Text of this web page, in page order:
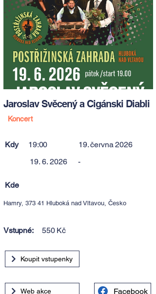
Jaroslav Svěcený a Cigánski Diabli
Koncert
Kdy 19:00
19. června 2026
19. 6. 2026
-
Kde
Hamry, 373 41 Hluboká nad Vltavou, Česko
Vstupné: 550 Kč
Koupit vstupenky
Web akce Facebook